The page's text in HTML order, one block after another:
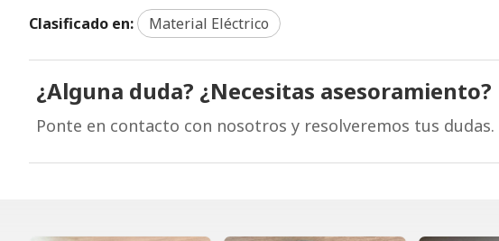
Clasificado en: Material Eléctrico
¿Alguna duda? ¿Necesitas asesoramiento?
Ponte en contacto con nosotros y resolveremos tus dudas.